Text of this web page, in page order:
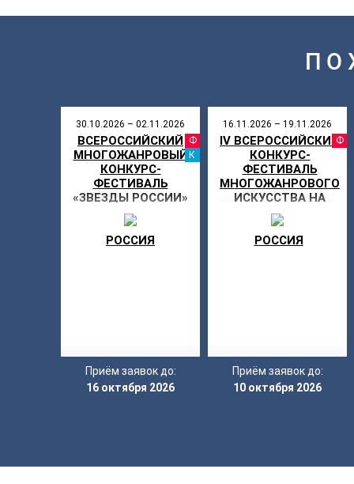
30.10.2026 – 02.11.2026
КАНИКУЛЫ
ВСЕРОССИЙСКИЙ
МНОГОЖАНРОВЫЙ
КОНКУРС-
ФЕСТИВАЛЬ
«ЗВЕЗДЫ РОССИИ»
РОССИЯ
Приём заявок до:
16 октября 2026
16.11.2026 – 19.11.2026
IV ВСЕРОССИЙСКИЙ
КОНКУРС-
ФЕСТИВАЛЬ
МНОГОЖАНРОВОГО
ИСКУССТВА НА
КУБОК
ПЕРВЕНСТВА
ПРИВОЛЖЬЯ «СИЛА
РОССИЯ
Приём заявок до:
10 октября 2026